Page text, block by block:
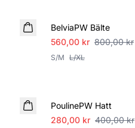
BelviaPW Bälte
560,00 kr 800,00 kr
S/M L/XL
PoulinePW Hatt
280,00 kr 400,00 kr